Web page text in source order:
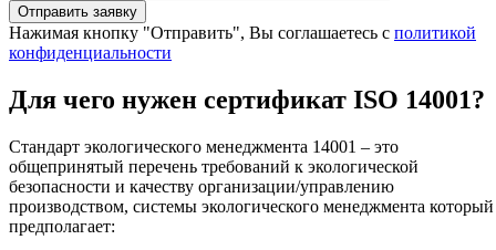
Нажимая кнопку "Отправить", Вы соглашаетесь с политикой
конфиденциальности
Для чего нужен сертификат ISO 14001?
Стандарт экологического менеджмента 14001 – это
общепринятый перечень требований к экологической
безопасности и качеству организации/управлению
производством, системы экологического менеджмента который
предполагает: